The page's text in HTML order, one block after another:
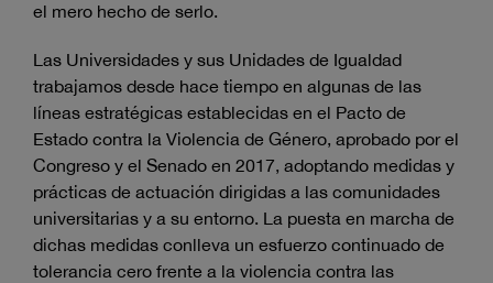
el mero hecho de serlo.
Las Universidades y sus Unidades de Igualdad
trabajamos desde hace tiempo en algunas de las
líneas estratégicas establecidas en el Pacto de
Estado contra la Violencia de Género, aprobado por el
Congreso y el Senado en 2017, adoptando medidas y
prácticas de actuación dirigidas a las comunidades
universitarias y a su entorno. La puesta en marcha de
dichas medidas conlleva un esfuerzo continuado de
tolerancia cero frente a la violencia contra las